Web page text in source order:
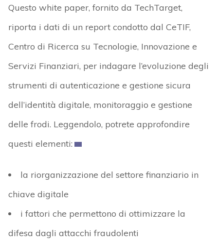
Questo white paper, fornito da TechTarget,
riporta i dati di un report condotto dal CeTIF,
Centro di Ricerca su Tecnologie, Innovazione e
Servizi Finanziari, per indagare l’evoluzione degli
strumenti di autenticazione e gestione sicura
dell’identità digitale, monitoraggio e gestione
delle frodi. Leggendolo, potrete approfondire
questi elementi:
la riorganizzazione del settore finanziario in
chiave digitale
i fattori che permettono di ottimizzare la
difesa dagli attacchi fraudolenti